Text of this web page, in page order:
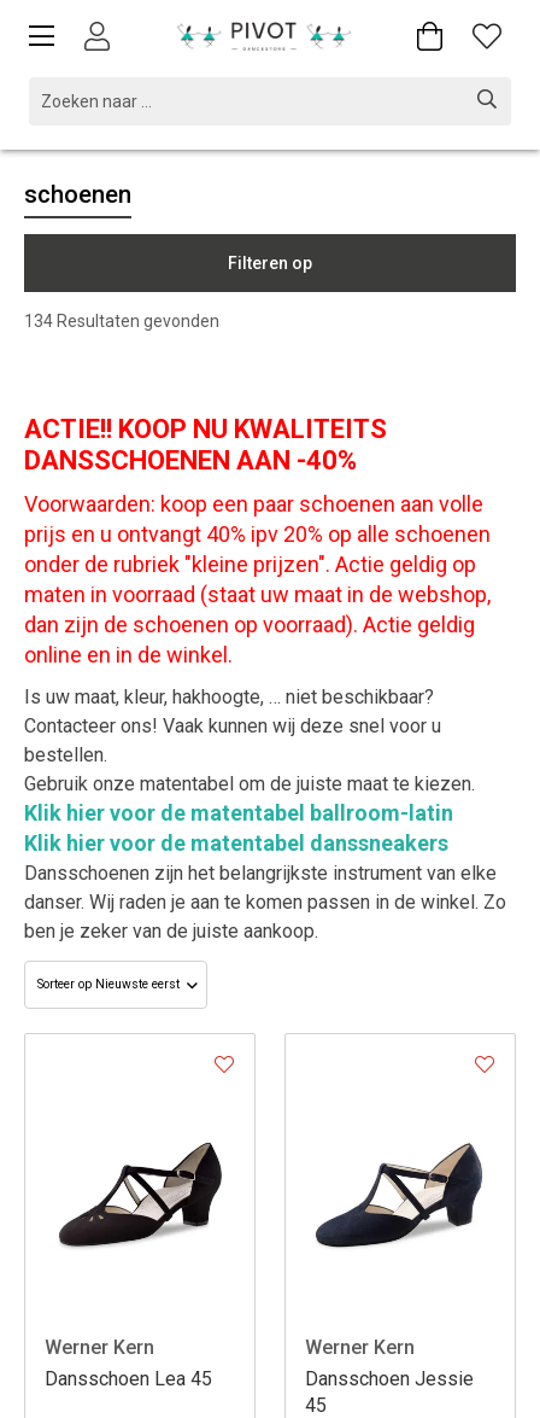
schoenen
Filteren op
134 Resultaten gevonden
ACTIE!! KOOP NU KWALITEITS
DANSSCHOENEN AAN -40%
Voorwaarden: koop een paar schoenen aan volle
prijs en u ontvangt 40% ipv 20% op alle schoenen
onder de rubriek "kleine prijzen". Actie geldig op
maten in voorraad (staat uw maat in de webshop,
dan zijn de schoenen op voorraad). Actie geldig
online en in de winkel.
Is uw maat, kleur, hakhoogte, … niet beschikbaar?
Contacteer ons! Vaak kunnen wij deze snel voor u
bestellen.
Gebruik onze matentabel om de juiste maat te kiezen.
Klik hier voor de matentabel ballroom-latin
Klik hier voor de matentabel danssneakers
Dansschoenen zijn het belangrijkste instrument van elke
danser. Wij raden je aan te komen passen in de winkel. Zo
ben je zeker van de juiste aankoop.
Werner Kern
Dansschoen Lea 45
Werner Kern
Dansschoen Jessie
45